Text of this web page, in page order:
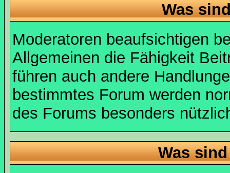
Was
Moderatoren beaufsichtigen
Allgemeinen die Fähigkeit
führen auch andere
bestimmtes Forum werden
des Forums besonders
Was